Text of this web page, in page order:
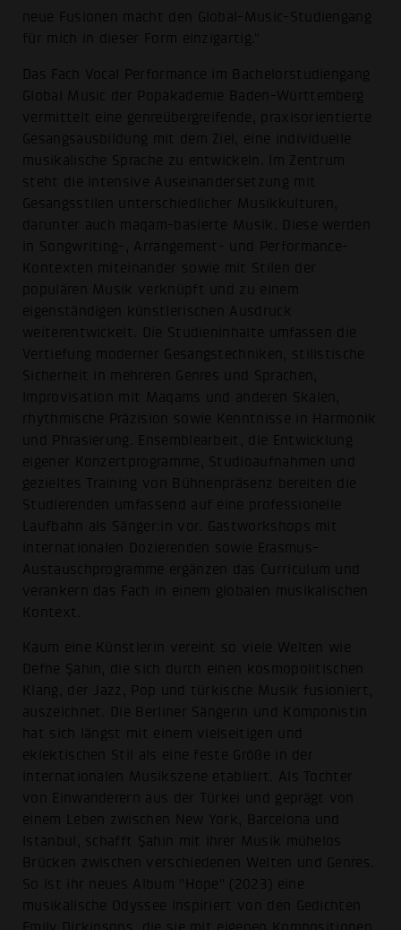
neue Fusionen macht den Global-Music-Studiengang
für mich in dieser Form einzigartig.“
Das Fach Vocal Performance im Bachelorstudiengang
Global Music der Popakademie Baden-Württemberg
vermittelt eine genreübergreifende, praxisorientierte
Gesangsausbildung mit dem Ziel, eine individuelle
musikalische Sprache zu entwickeln. Im Zentrum
steht die intensive Auseinandersetzung mit
Gesangsstilen unterschiedlicher Musikkulturen,
darunter auch maqam-basierte Musik. Diese werden
in Songwriting-, Arrangement- und Performance-
Kontexten miteinander sowie mit Stilen der
populären Musik verknüpft und zu einem
eigenständigen künstlerischen Ausdruck
weiterentwickelt. Die Studieninhalte umfassen die
Vertiefung moderner Gesangstechniken, stilistische
Sicherheit in mehreren Genres und Sprachen,
Improvisation mit Maqams und anderen Skalen,
rhythmische Präzision sowie Kenntnisse in Harmonik
und Phrasierung. Ensemblearbeit, die Entwicklung
eigener Konzertprogramme, Studioaufnahmen und
gezieltes Training von Bühnenpräsenz bereiten die
Studierenden umfassend auf eine professionelle
Laufbahn als Sänger:in vor. Gastworkshops mit
internationalen Dozierenden sowie Erasmus-
Austauschprogramme ergänzen das Curriculum und
verankern das Fach in einem globalen musikalischen
Kontext.
Kaum eine Künstlerin vereint so viele Welten wie
Defne Şahin, die sich durch einen kosmopolitischen
Klang, der Jazz, Pop und türkische Musik fusioniert,
auszeichnet. Die Berliner Sängerin und Komponistin
hat sich längst mit einem vielseitigen und
eklektischen Stil als eine feste Größe in der
internationalen Musikszene etabliert. Als Tochter
von Einwanderern aus der Türkei und geprägt von
einem Leben zwischen New York, Barcelona und
Istanbul, schafft Şahin mit ihrer Musik mühelos
Brücken zwischen verschiedenen Welten und Genres.
So ist ihr neues Album "Hope" (2023) eine
musikalische Odyssee inspiriert von den Gedichten